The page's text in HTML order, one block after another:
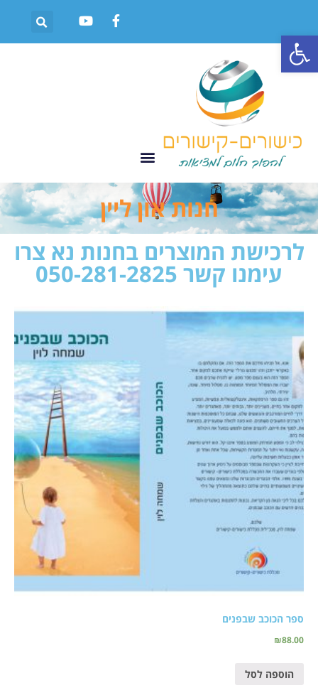
פתח סרגל נגישות
חנות און ליין
לרכישת המוצרים בחנות נא צרו
עימנו קשר 050-281-2825
ספר הכוכב שבפנים
₪88.00
הוספה לסל